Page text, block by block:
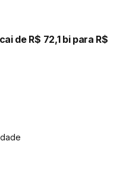
de R$ 72,1 bi para R$